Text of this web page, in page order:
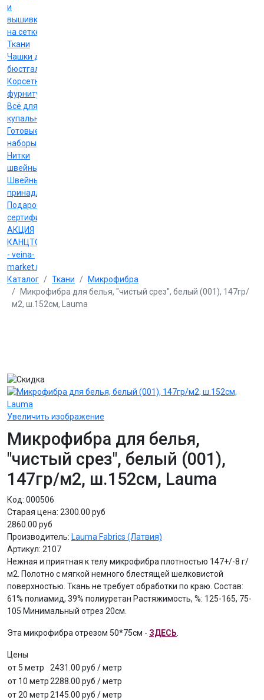
и
вышивка
на сетке
Ткани
Чашки для
бюстгальтеров
Корсетная
фурнитура
Всё для
купальников
Готовые
наборы
Нитки
швейные
Швейные
принадлежности
Подарочные
сертификаты
АКЦИЯ
КАНЦТОВАРЫ
- veina-
market.ru
Каталог
Ткани
Микрофибра
Микрофибра для белья, "чистый срез", белый (001), 147гр/
м2, ш.152см, Lauma
Увеличить изображение
Микрофибра для белья,
"чистый срез", белый (001),
147гр/м2, ш.152см, Lauma
Код: 000506
Старая цена: 2300.00 руб
2860.00 руб
Производитель: Lauma Fabrics (Латвия)
Артикул: 2107
Нежная и приятная к телу микрофибра плотностью 147+/-8 г/
м2. Полотно с мягкой немного блестящей шелковистой
поверхностью. Ткань не требует обработки по краю. Состав:
61% полиамид, 39% полиуретан Растяжимость, %: 125-165, 75-
105 Минимальный отрез 20см.
Эта микрофибра отрезом 50*75см - ЗДЕСЬ
Цены
от 5 метр
2431.00 руб / метр
от 10 метр2288.00 руб / метр
от 20 метр2145.00 руб / метр